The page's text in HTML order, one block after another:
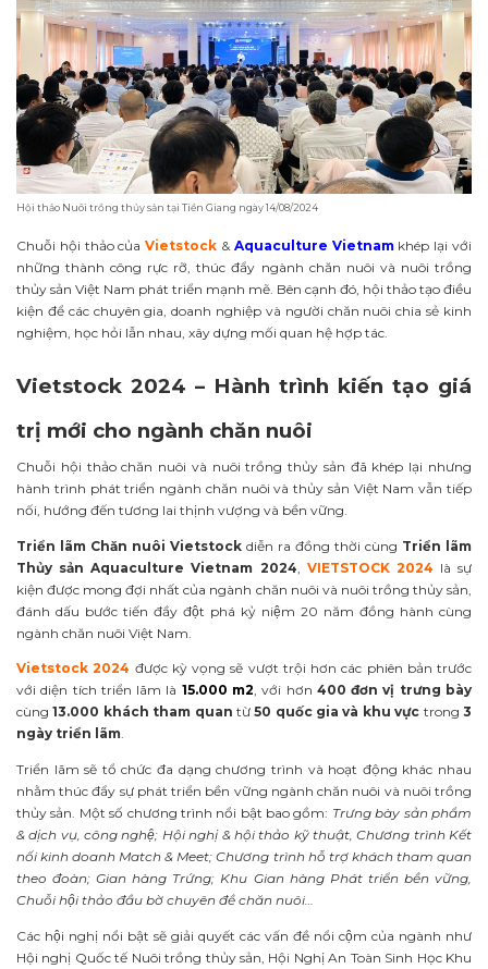
Hội thảo Nuôi trồng thủy sản tại Tiền Giang ngày 14/08/2024
Chuỗi hội thảo củaVietstock & Aquaculture Vietnamkhép lại với
những thành công rực rỡ, thúc đẩy ngành chăn nuôi và nuôi trồng
thủy sản Việt Nam phát triển mạnh mẽ. Bên cạnh đó, hội thảo tạo điều
kiện để các chuyên gia, doanh nghiệp và người chăn nuôi chia sẻ kinh
nghiệm, học hỏi lẫn nhau, xây dựng mối quan hệ hợp tác.
Vietstock 2024 – Hành trình kiến tạo giá
trị mới cho ngành chăn nuôi
Chuỗi hội thảo chăn nuôi và nuôi trồng thủy sản đã khép lại nhưng
hành trình phát triển ngành chăn nuôi và thủy sản Việt Nam vẫn tiếp
nối, hướng đến tương lai thịnh vượng và bền vững.
Triển lãm Chăn nuôi Vietstock diễn ra đồng thời cùng Triển lãm
Thủy sản Aquaculture Vietnam 2024
VIETSTOCK 2024 là sự
kiện được mong đợi nhất của ngành chăn nuôi và nuôi trồng thủy sản,
đánh dấu bước tiến đầy đột phá kỷ niệm 20 năm đồng hành cùng
ngành chăn nuôi Việt Nam.
Vietstock 2024 được kỳ vọng sẽ vượt trội hơn các phiên bản trước
với diện tích triển lãm là 15.000 m2, với hơn 400 đơn vị trưng bày
cùng13.000 khách tham quan từ50 quốc gia và khu vực trong3
ngày triển lãm.
Triển lãm sẽ tổ chức đa dạng chương trình và hoạt động khác nhau
nhằm thúc đẩy sự phát triển bền vững ngành chăn nuôi và nuôi trồng
thủy sản. Một số chương trình nổi bật bao gồm: Trưng bày sản phẩm
& dịch vụ, công nghệ; Hội nghị & hội thảo kỹ thuật, Chương trình Kết
nối kinh doanh Match & Meet; Chương trình hỗ trợ khách tham quan
theo đoàn; Gian hàng Trứng; Khu Gian hàng Phát triển bền vững,
Chuỗi hội thảo đầu bờ chuyên đề chăn nuôi…
Các hội nghị nổi bật sẽ giải quyết các vấn đề nổi cộm của ngành như
Hội nghị Quốc tế Nuôi trồng thủy sản, Hội Nghị An Toàn Sinh Học Khu